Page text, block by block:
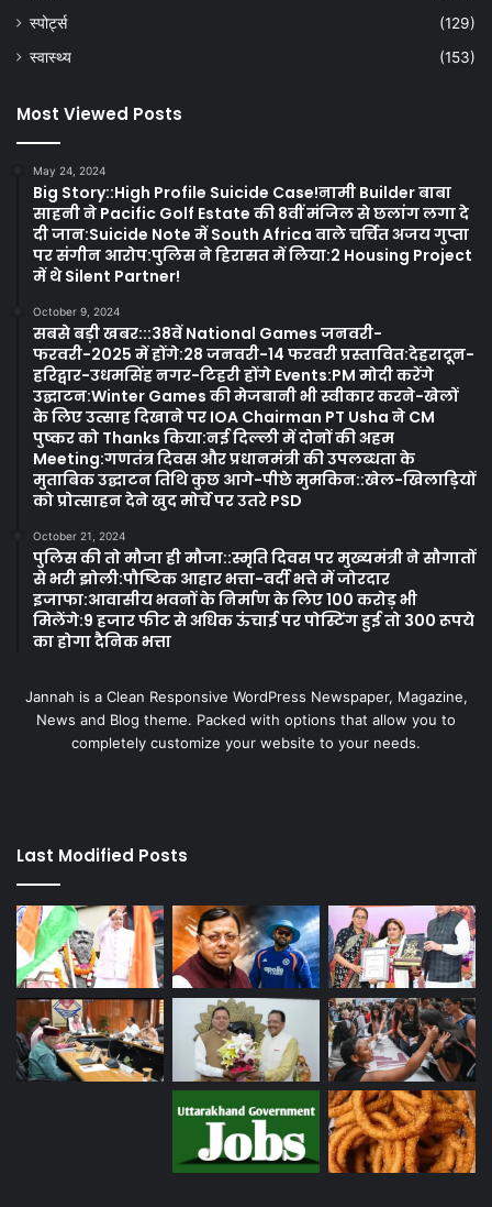
स्पोर्ट्स
(129)
स्वास्थ्य
(153)
Most Viewed Posts
May 24, 2024
Big Story::High Profile Suicide Case!नामी Builder बाबा
साहनी ने Pacific Golf Estate की 8वीं मंजिल से छलांग लगा दे
दी जान:Suicide Note में South Africa वाले चर्चित अजय गुप्ता
पर संगीन आरोप:पुलिस ने हिरासत में लिया:2 Housing Project
में थे Silent Partner!
October 9, 2024
सबसे बड़ी खबर:::38वें National Games जनवरी-
फरवरी-2025 में होंगे:28 जनवरी-14 फरवरी प्रस्तावित:देहरादून-
हरिद्वार-उधमसिंह नगर-टिहरी होंगे Events:PM मोदी करेंगे
उद्घाटन:Winter Games की मेजबानी भी स्वीकार करने-खेलों
के लिए उत्साह दिखाने पर IOA Chairman PT Usha ने CM
पुष्कर को Thanks किया:नई दिल्ली में दोनों की अहम
Meeting:गणतंत्र दिवस और प्रधानमंत्री की उपलब्धता के
मुताबिक उद्घाटन तिथि कुछ आगे-पीछे मुमकिन::खेल-खिलाड़ियों
को प्रोत्साहन देने खुद मोर्चे पर उतरे PSD
October 21, 2024
पुलिस की तो मौजा ही मौजा::स्मृति दिवस पर मुख्यमंत्री ने सौगातों
से भरी झोली:पौष्टिक आहार भत्ता-वर्दी भत्ते में जोरदार
इजाफा:आवासीय भवनों के निर्माण के लिए 100 करोड़ भी
मिलेंगे:9 हजार फीट से अधिक ऊंचाई पर पोस्टिंग हुई तो 300 रूपये
का होगा दैनिक भत्ता
Jannah is a Clean Responsive WordPress Newspaper, Magazine,
News and Blog theme. Packed with options that allow you to
completely customize your website to your needs.
Last Modified Posts